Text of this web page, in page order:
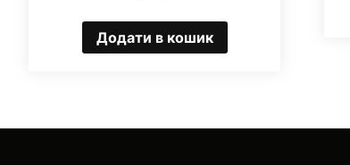
Додати в кошик